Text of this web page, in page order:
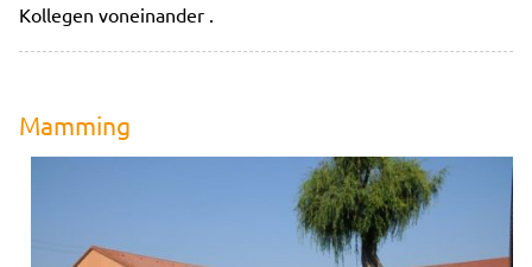
Kollegen voneinander .
Mamming